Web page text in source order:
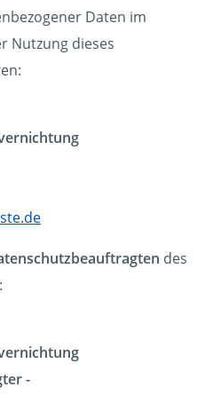
Daten im
Nutzung dieses
des
-